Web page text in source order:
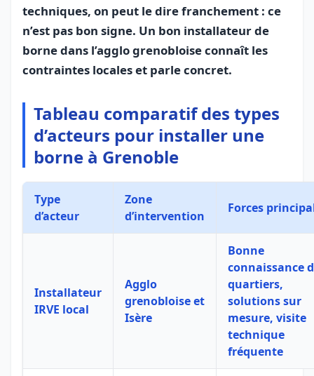
techniques, on peut le dire franchement : ce
n’est pas bon signe. Un bon installateur de
borne dans l’agglo grenobloise connaît les
contraintes locales et parle concret.
Tableau comparatif des types
d’acteurs pour installer une
borne à Grenoble
Type
d’acteur
Zone
d’intervention
Forces
Installateur
IRVE local
Agglo
grenobloise et
Isère
Bonne
connaissance
quartiers,
solutions sur
mesure, visite
technique
fréquente